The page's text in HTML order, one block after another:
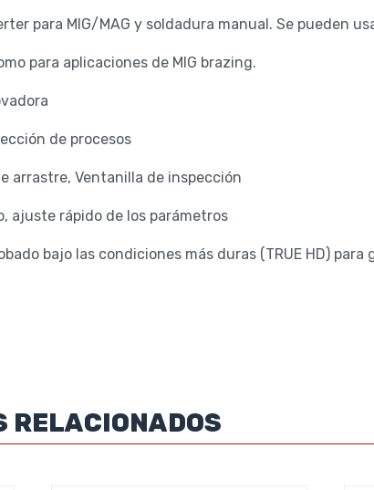
para MIG/MAG y soldadura manual. Se pueden
para aplicaciones de MIG brazing.
de procesos
arrastre, Ventanilla de inspección
ajuste rápido de los parámetros
bajo las condiciones más duras (TRUE HD)
RELACIONADOS